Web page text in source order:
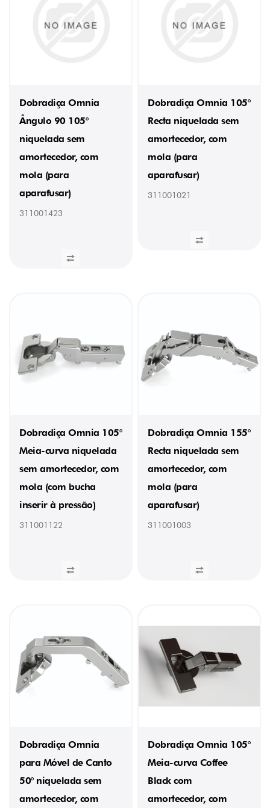
Dobradiça Omnia
Ângulo 90 105°
niquelada sem
amortecedor, com
mola (para
aparafusar)
311001423
Dobradiça Omnia 105°
Recta niquelada sem
amortecedor, com
mola (para
aparafusar)
311001021
Dobradiça Omnia 105°
Meia-curva niquelada
sem amortecedor, com
mola (com bucha
inserir à pressão)
311001122
Dobradiça Omnia 155°
Recta niquelada sem
amortecedor, com
mola (para
aparafusar)
311001003
Dobradiça Omnia
para Móvel de Canto
50° niquelada sem
amortecedor, com
Dobradiça Omnia 105°
Meia-curva Coffee
Black com
amortecedor, com